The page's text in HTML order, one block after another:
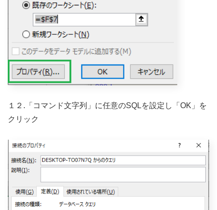
１２.「コマンド文字列」に任意のSQLを設定し「OK」を
クリック